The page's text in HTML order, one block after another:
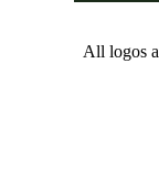
All logos